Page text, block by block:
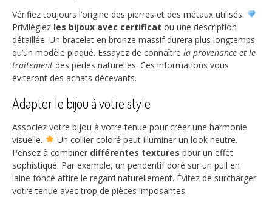
Vérifiez toujours l’origine des pierres et des métaux utilisés.
Privilégiez les bijoux avec certificat ou une description
détaillée. Un bracelet en bronze massif durera plus longtemps
qu’un modèle plaqué. Essayez de connaître la provenance et le
traitement des perles naturelles. Ces informations vous
éviteront des achats décevants.
Adapter le bijou à votre style
Associez votre bijou à votre tenue pour créer une harmonie
visuelle.
Un collier coloré peut illuminer un look neutre.
Pensez à combiner différentes textures pour un effet
sophistiqué. Par exemple, un pendentif doré sur un pull en
laine foncé attire le regard naturellement. Évitez de surcharger
votre tenue avec trop de pièces imposantes.